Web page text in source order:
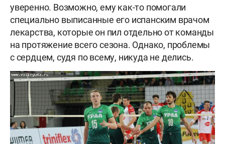
уверенно. Возможно, ему как-то помогали
специально выписанные его испанским врачом
лекарства, которые он пил отдельно от команды
на протяжение всего сезона. Однако, проблемы
с сердцем, судя по всему, никуда не делись.